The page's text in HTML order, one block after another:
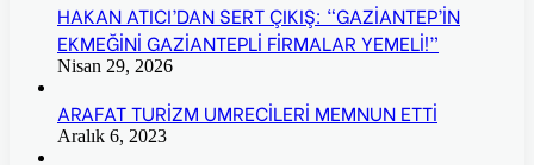
HAKAN ATICI’DAN SERT ÇIKIŞ: “GAZİANTEP’İN
EKMEĞİNİ GAZİANTEPLİ FİRMALAR YEMELİ!”
Nisan 29, 2026
ARAFAT TURİZM UMRECİLERİ MEMNUN ETTİ
Aralık 6, 2023